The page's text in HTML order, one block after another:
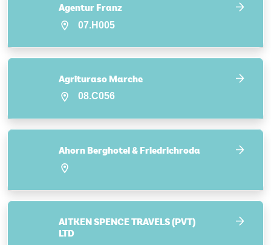
Agentur Franz
07.H005
Agrituraso Marche
08.C056
Ahorn Berghotel & Friedrichroda
AITKEN SPENCE TRAVELS (PVT)
LTD